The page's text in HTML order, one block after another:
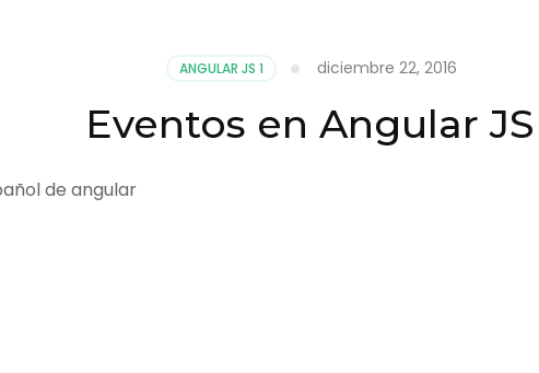
ANGULAR JS 1 diciembre 22, 2016
Eventos en Angular JS